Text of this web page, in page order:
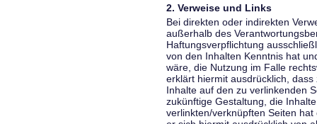
2. Verweise und Links
Bei direkten oder indirekten
außerhalb des
Haftungsverpflichtung
von den Inhalten Kenntnis hat
wäre, die Nutzung im Falle
erklärt hiermit ausdrücklich,
Inhalte auf den zu verlinkenden
zukünftige Gestaltung, die
verlinkten/verknüpften Seiten